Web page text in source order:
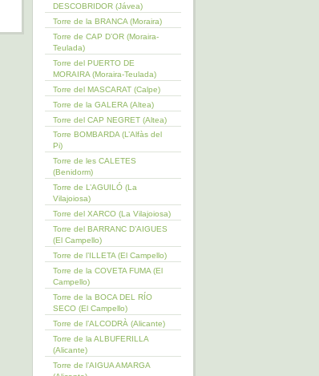
DESCOBRIDOR (Jávea)
Torre de la BRANCA (Moraira)
Torre de CAP D’OR (Moraira-
Teulada)
Torre del PUERTO DE
MORAIRA (Moraira-Teulada)
Torre del MASCARAT (Calpe)
Torre de la GALERA (Altea)
Torre del CAP NEGRET (Altea)
Torre BOMBARDA (L’Alfàs del
Pi)
Torre de les CALETES
(Benidorm)
Torre de L’AGUILÓ (La
Vilajoiosa)
Torre del XARCO (La Vilajoiosa)
Torre del BARRANC D’AIGUES
(El Campello)
Torre de l’ILLETA (El Campello)
Torre de la COVETA FUMA (El
Campello)
Torre de la BOCA DEL RÍO
SECO (El Campello)
Torre de l’ALCODRÀ (Alicante)
Torre de la ALBUFERILLA
(Alicante)
Torre de l’AIGUA AMARGA